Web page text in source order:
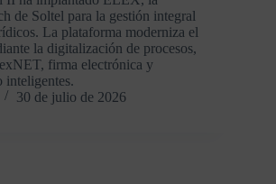
de Soltel para la gestión integral
La plataforma moderniza el
la digitalización de procesos,
firma electrónica y
inteligentes.
30 de julio de 2026